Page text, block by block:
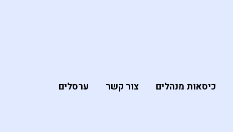
כיסאות מנהלים צור קשר ערסלים